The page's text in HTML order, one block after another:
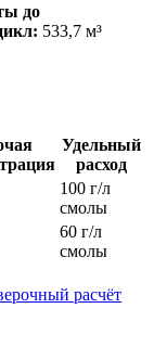
до
533,7 м³
Удельный
расход
100 г/л
смолы
60 г/л
смолы
расчёт